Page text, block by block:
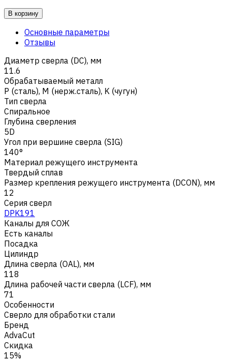
В корзину
Основные параметры
Отзывы
Диаметр сверла (DC), мм
11.6
Обрабатываемый металл
Р (сталь), M (нерж.сталь), K (чугун)
Тип сверла
Спиральное
Глубина сверления
5D
Угол при вершине сверла (SIG)
140°
Материал режущего инструмента
Твердый сплав
Размер крепления режущего инструмента (DCON), мм
12
Серия сверл
DPK191
Каналы для СОЖ
Есть каналы
Посадка
Цилиндр
Длина сверла (OAL), мм
118
Длина рабочей части сверла (LCF), мм
71
Особенности
Сверло для обработки стали
Бренд
AdvaCut
Скидка
15%